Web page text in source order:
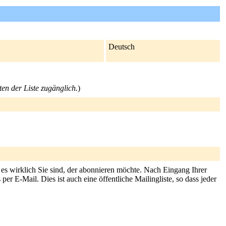
Deutsch
der Liste zugänglich.)
wirklich Sie sind, der abonnieren möchte. Nach Eingang Ihrer
E-Mail. Dies ist auch eine öffentliche Mailingliste, so dass jeder